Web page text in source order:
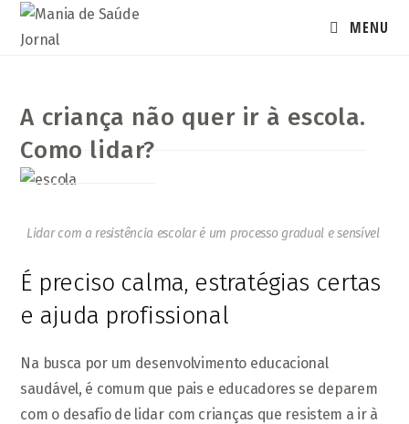
para
MENU
A criança não quer ir à escola.
Como lidar?
Lidar com a resistência escolar é um processo gradual e sensível
É preciso calma, estratégias certas
e ajuda profissional
Na busca por um desenvolvimento educacional
saudável, é comum que pais e educadores se deparem
com o desafio de lidar com crianças que resistem a ir à